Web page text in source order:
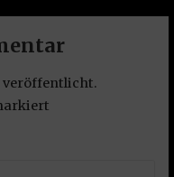
veröffentlicht.